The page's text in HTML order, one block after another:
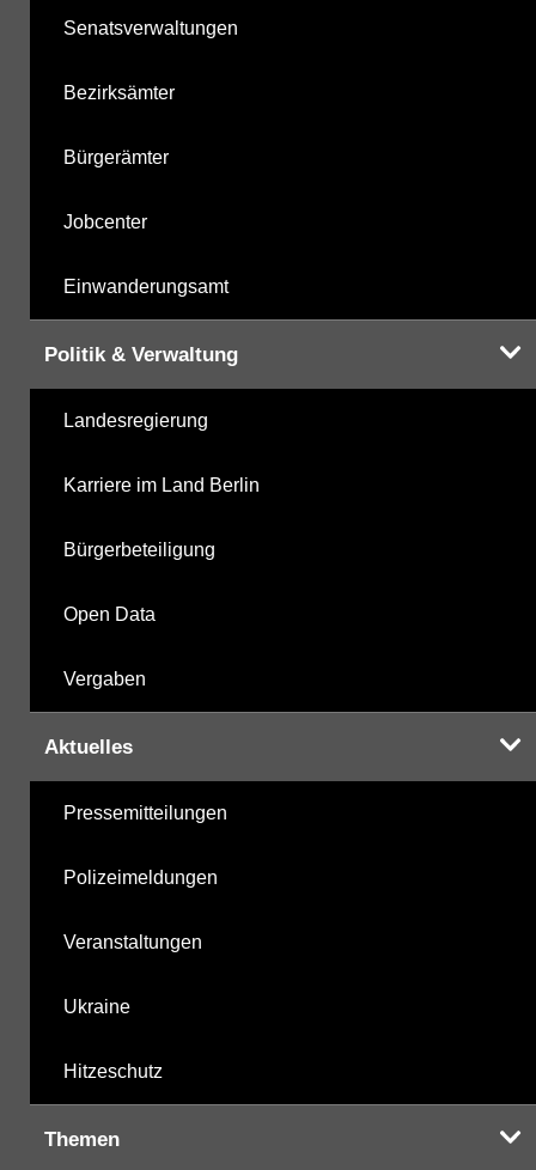
Senatsverwaltungen
Bezirksämter
Bürgerämter
Jobcenter
Einwanderungsamt
Politik & Verwaltung
Landesregierung
Karriere im Land Berlin
Bürgerbeteiligung
Open Data
Vergaben
Aktuelles
Pressemitteilungen
Polizeimeldungen
Veranstaltungen
Ukraine
Hitzeschutz
Themen